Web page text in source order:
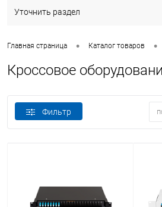
Уточнить раздел
Главная страница • Каталог товаров •
Кроссовое
Фильтр
В наличии